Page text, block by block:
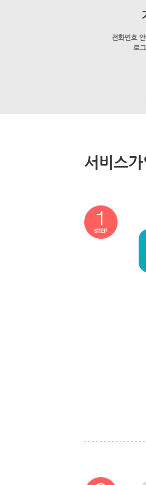
전화번호
로
서비스가